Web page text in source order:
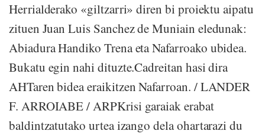
Herrialderako «giltzarri» diren bi proiektu aipatu
zituen Juan Luis Sanchez de Muniain eledunak:
Abiadura Handiko Trena eta Nafarroako ubidea.
Bukatu egin nahi dituzte.Cadreitan hasi dira
AHTaren bidea eraikitzen Nafarroan. / LANDER
F. ARROIABE / ARPKrisi garaiak erabat
baldintzatutako urtea izango dela ohartarazi du